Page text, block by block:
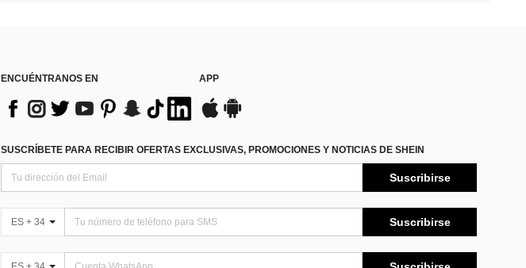
ENCUÉNTRANOS EN APP
SUSCRÍBETE PARA RECIBIR OFERTAS EXCLUSIVAS, PROMOCIONES Y NOTICIAS DE SHEIN
Suscribirse
ES + 34 Suscribirse